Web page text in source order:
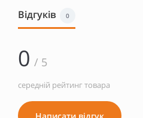
Відгуків 0
0 / 5
середній рейтинг товара